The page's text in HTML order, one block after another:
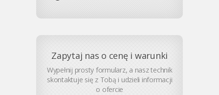
Zapytaj nas o cenę i warunki
Wypełnij prosty formularz, a nasz technik
skontaktuje się z Tobą i udzieli informacji
o ofercie